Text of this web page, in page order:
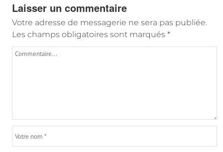
Laisser un commentaire
Votre adresse de messagerie ne sera pas publiée.
Les champs obligatoires sont marqués *